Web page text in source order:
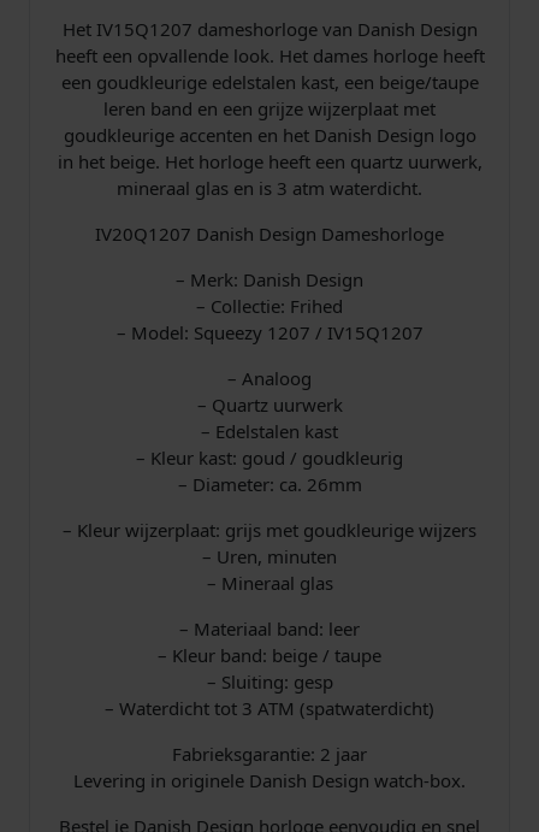
2
0
7
a
a
n
t
a
Het IV15Q1207 dameshorloge van Danish Design
heeft een opvallende look. Het dames horloge heeft
een goudkleurige edelstalen kast, een beige/taupe
leren band en een grijze wijzerplaat met
goudkleurige accenten en het Danish Design logo
in het beige. Het horloge heeft een quartz uurwerk,
mineraal glas en is 3 atm waterdicht.
IV20Q1207 Danish Design Dameshorloge
– Merk: Danish Design
– Collectie: Frihed
– Model: Squeezy 1207 / IV15Q1207
– Analoog
– Quartz uurwerk
– Edelstalen kast
– Kleur kast: goud / goudkleurig
– Diameter: ca. 26mm
– Kleur wijzerplaat: grijs met goudkleurige wijzers
– Uren, minuten
– Mineraal glas
– Materiaal band: leer
– Kleur band: beige / taupe
– Sluiting: gesp
– Waterdicht tot 3 ATM (spatwaterdicht)
Fabrieksgarantie: 2 jaar
Levering in originele Danish Design watch-box.
Bestel je Danish Design horloge eenvoudig en snel